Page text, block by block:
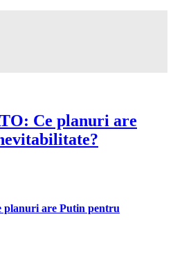
Ce planuri are
planuri are Putin pentru